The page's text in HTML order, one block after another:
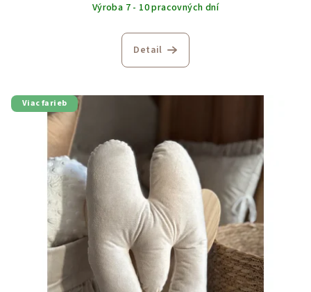
Výroba 7 - 10 pracovných dní
Detail
Viac farieb